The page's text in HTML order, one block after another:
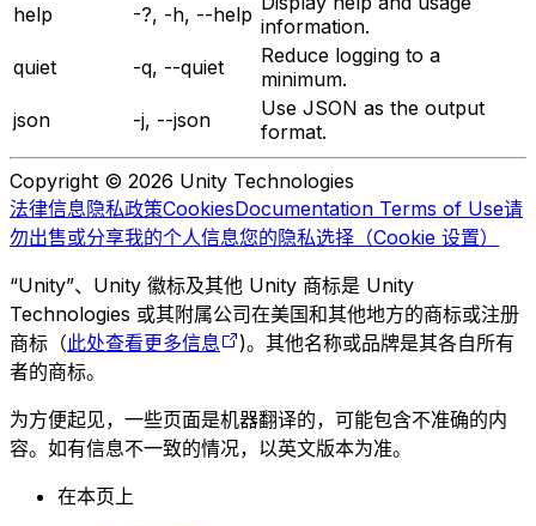
help
-?, -h, --help information.
quiet
-q, --quiet
Reduce logging to a
minimum.
json
-j, --json
Use JSON as the output
format.
Copyright © 2026 Unity Technologies
法律信息隐私政策CookiesDocumentation Terms of Use请
勿出售或分享我的个人信息您的隐私选择（Cookie 设置）
“Unity”、Unity 徽标及其他 Unity 商标是 Unity
Technologies 或其附属公司在美国和其他地方的商标或注册
商标（此处查看更多信息
)。其他名称或品牌是其各自所有
者的商标。
为方便起见，一些页面是机器翻译的，可能包含不准确的内
容。如有信息不一致的情况，以英文版本为准。
在本页上